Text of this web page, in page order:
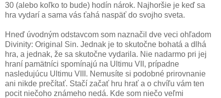
30 (alebo koľko to bude) hodín nárok. Najhoršie je keď sa
hra vydarí a sama vás ťahá naspäť do svojho sveta.
Hneď úvodným odstavcom som naznačil dve veci ohľadom
Divinity: Original Sin. Jednak je to skutočne bohatá a dlhá
hra, a jednak, že sa skutočne vydarila. Nie nadarmo pri jej
hraní pamätníci spomínajú na Ultimu VII, prípadne
nasledujúcu Ultimu VIII. Nemusíte si podobné prirovnanie
ani nikde prečítať. Stačí začať hru hrať a o chvíľu vám ten
pocit niečoho známeho nedá. Kde som niečo veľmi